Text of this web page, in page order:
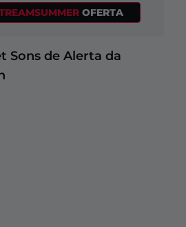
OFERTA
Sons de Alerta da